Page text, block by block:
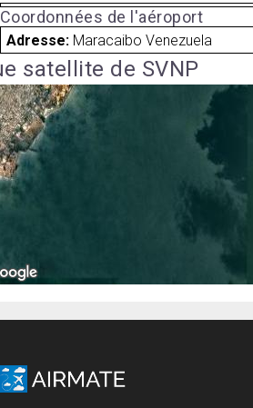
Coordonnées de l'aéroport
Adresse: Maracaibo Venezuela
satellite de SVNP